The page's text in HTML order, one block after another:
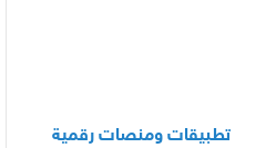
تطبيقات ومنصات رقمية